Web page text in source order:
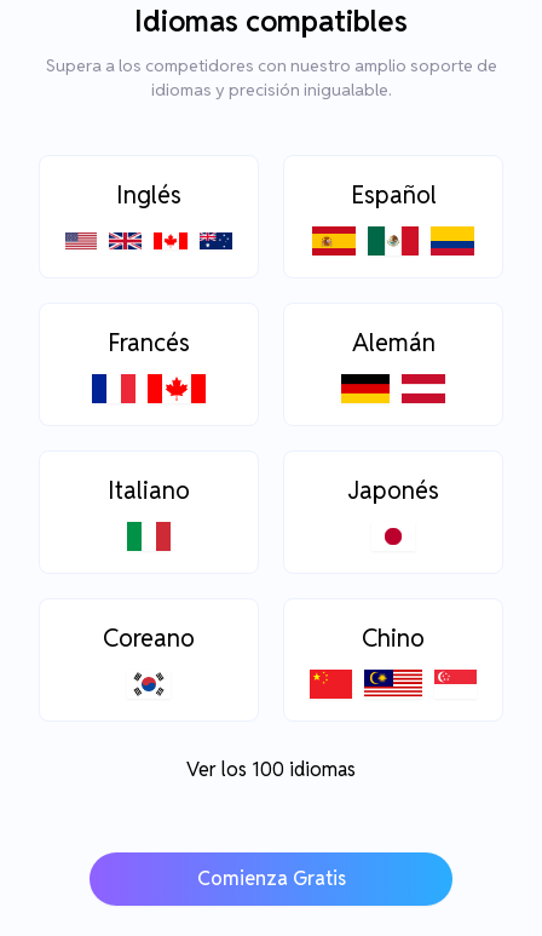
Idiomas compatibles
Supera a los competidores con nuestro amplio soporte de
idiomas y precisión inigualable.
Inglés Español
Francés Alemán
Italiano Japonés
Coreano Chino
Ver los 100 idiomas
Comienza Gratis